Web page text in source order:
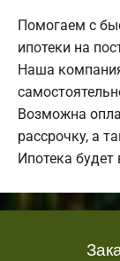
Помогаем с
ипотеки на
Наша
Возможна
рассрочку, а
Ипотека